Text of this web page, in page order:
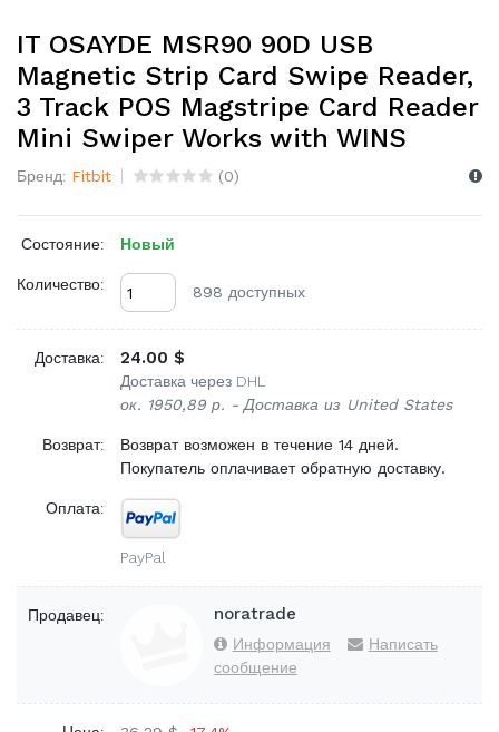
IT OSAYDE MSR90 90D USB
Magnetic Strip Card Swipe Reader,
3 Track POS Magstripe Card Reader
Mini Swiper Works with WINS
Бренд: Fitbit (0)
Состояние: Новый
Количество: 898 доступных
Доставка: 24.00 $
Доставка через DHL
ок. 1950,89 р. - Доставка из United States
Возврат:
Возврат возможен в течение 14 дней.
Покупатель оплачивает обратную доставку.
Оплата:
PayPal
Продавец: noratrade
Информация
Написать
сообщение